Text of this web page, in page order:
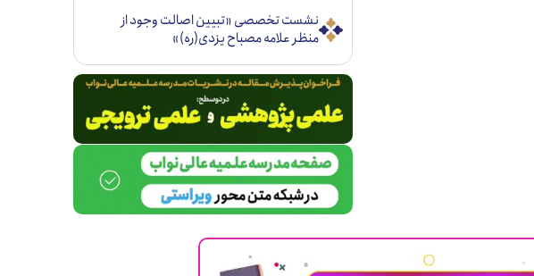
نشست تخصصی «تبيين اصالت وجود از
منظر علامه مصباح يزدی(ره)»